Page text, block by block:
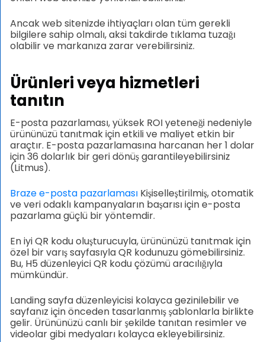
Ancak web sitenizde ihtiyaçları olan tüm gerekli
bilgilere sahip olmalı, aksi takdirde tıklama tuzağı
olabilir ve markanıza zarar verebilirsiniz.
Ürünleri veya hizmetleri
tanıtın
E-posta pazarlaması, yüksek ROI yeteneği nedeniyle
ürününüzü tanıtmak için etkili ve maliyet etkin bir
araçtır. E-posta pazarlamasına harcanan her 1 dolar
için 36 dolarlık bir geri dönüş garantileyebilirsiniz
(Litmus).
Braze e-posta pazarlamasıKişiselleştirilmiş, otomatik
ve veri odaklı kampanyaların başarısı için e-posta
pazarlama güçlü bir yöntemdir.
En iyi QR kodu oluşturucuyla, ürününüzü tanıtmak için
özel bir varış sayfasıyla QR kodunuzu gömebilirsiniz.
Bu, H5 düzenleyici QR kodu çözümü aracılığıyla
mümkündür.
Landing sayfa düzenleyicisi kolayca gezinilebilir ve
sayfanız için önceden tasarlanmış şablonlarla birlikte
gelir. Ürününüzü canlı bir şekilde tanıtan resimler ve
videolar gibi medyaları kolayca ekleyebilirsiniz.